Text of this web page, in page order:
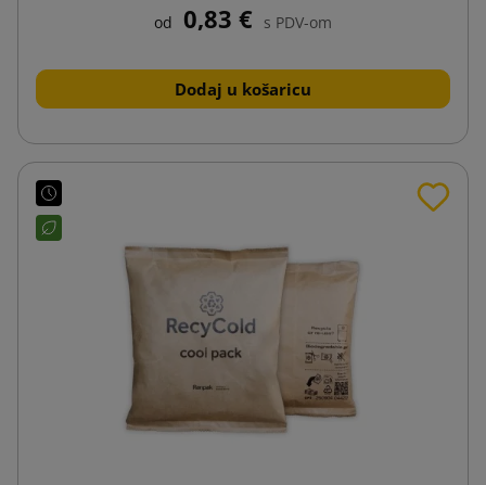
od 0,83 € s PDV-om
Dodaj u košaricu